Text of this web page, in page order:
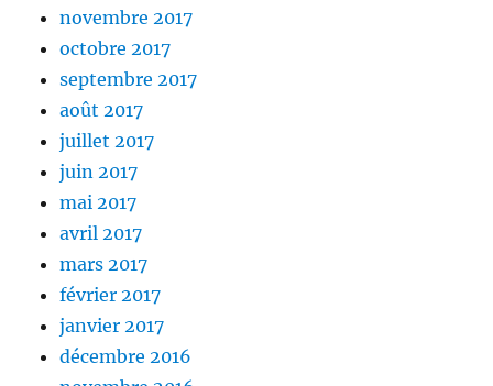
novembre 2017
octobre 2017
septembre 2017
août 2017
juillet 2017
juin 2017
mai 2017
avril 2017
mars 2017
février 2017
janvier 2017
décembre 2016